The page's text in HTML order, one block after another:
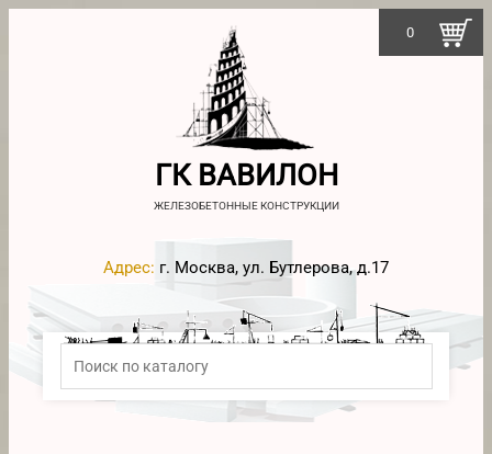
ГК ВАВИЛОН
ЖЕЛЕЗОБЕТОННЫЕ КОНСТРУКЦИИ
Адрес: г. Москва, ул. Бутлерова, д.17
0